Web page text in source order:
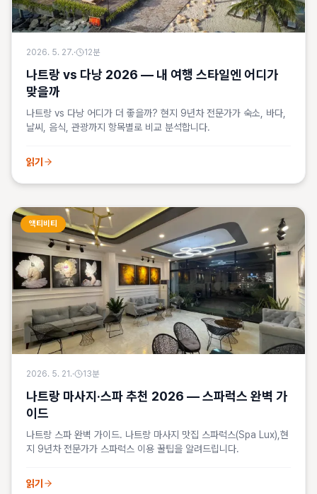
2026. 5. 27.· 12분
나트랑 vs 다낭 2026 — 내 여행 스타일엔 어디가
맞을까
나트랑 vs 다낭 어디가 더 좋을까? 현지 9년차 전문가가 숙소, 바다,
날씨, 음식, 관광까지 항목별로 비교 분석합니다.
읽기
액티비티
2026. 5. 21.· 13분
나트랑 마사지·스파 추천 2026 — 스파럭스 완벽 가
이드
나트랑 스파 완벽 가이드. 나트랑 마사지 맛집 스파럭스(Spa Lux),현
지 9년차 전문가가 스파럭스 이용 꿀팁을 알려드립니다.
읽기